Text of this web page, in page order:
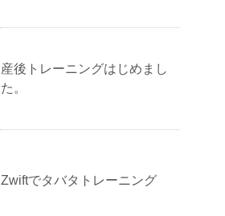
産後トレーニングはじめまし
た。
Zwiftでタバタトレーニング